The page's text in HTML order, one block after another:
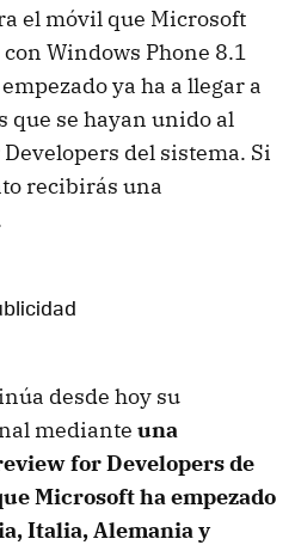
el móvil que Microsoft
Windows Phone 8.1
ya ha a llegar a
que se hayan unido al
del sistema. Si
recibirás una
desde hoy su
mediante una
for Developers de
Microsoft ha empezado
Italia, Alemania y